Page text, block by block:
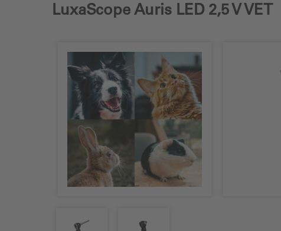
LuxaScope Auris LED 2,5 V VET